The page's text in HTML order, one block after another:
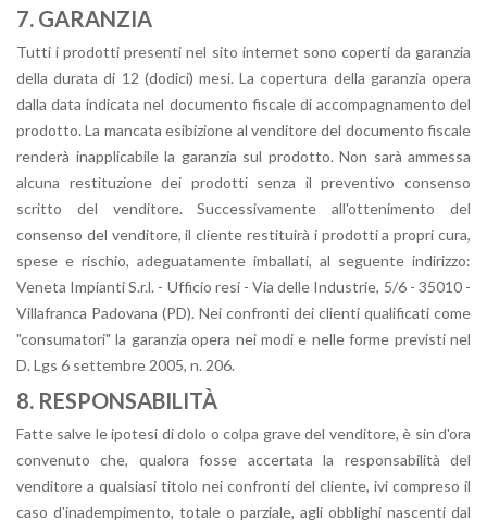
7. GARANZIA
Tutti i prodotti presenti nel sito internet sono coperti da garanzia
della durata di 12 (dodici) mesi. La copertura della garanzia opera
dalla data indicata nel documento fiscale di accompagnamento del
prodotto. La mancata esibizione al venditore del documento fiscale
renderà inapplicabile la garanzia sul prodotto. Non sarà ammessa
alcuna restituzione dei prodotti senza il preventivo consenso
scritto del venditore. Successivamente all'ottenimento del
consenso del venditore, il cliente restituirà i prodotti a propri cura,
spese e rischio, adeguatamente imballati, al seguente indirizzo:
Veneta Impianti S.r.l. - Ufficio resi - Via delle Industrie, 5/6 - 35010 -
Villafranca Padovana (PD). Nei confronti dei clienti qualificati come
"consumatori" la garanzia opera nei modi e nelle forme previsti nel
D. Lgs 6 settembre 2005, n. 206.
8. RESPONSABILITÀ
Fatte salve le ipotesi di dolo o colpa grave del venditore, è sin d'ora
convenuto che, qualora fosse accertata la responsabilità del
venditore a qualsiasi titolo nei confronti del cliente, ivi compreso il
caso d'inadempimento, totale o parziale, agli obblighi nascenti dal